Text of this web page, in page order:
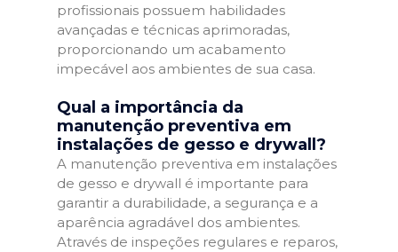
profissionais possuem habilidades
avançadas e técnicas aprimoradas,
proporcionando um acabamento
impecável aos ambientes de sua casa.
Qual a importância da
manutenção preventiva em
instalações de gesso e drywall?
A manutenção preventiva em instalações
de gesso e drywall é importante para
garantir a durabilidade, a segurança e a
aparência agradável dos ambientes.
Através de inspeções regulares e reparos,